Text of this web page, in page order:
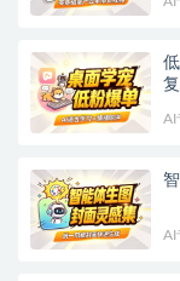
AI
AI